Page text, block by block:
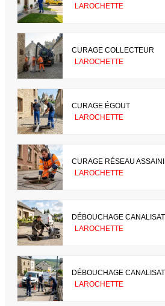
LAROCHETTE
CURAGE COLLECTEUR
LAROCHETTE
CURAGE ÉGOUT
LAROCHETTE
CURAGE RÉSEAU
LAROCHETTE
DÉBOUCHAGE
LAROCHETTE
DÉBOUCHAGE
LAROCHETTE